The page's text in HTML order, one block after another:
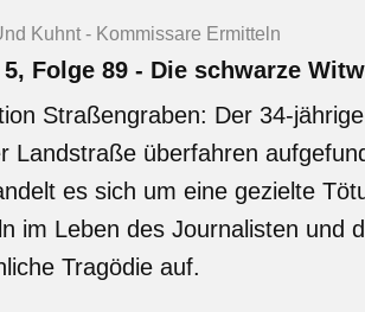
Kuhnt - Kommissare Ermitteln
Folge 89 - Die schwarze
Straßengraben: Der 34-
Landstraße überfahren
es sich um eine gezielte
im Leben des Journalisten und
Tragödie auf.